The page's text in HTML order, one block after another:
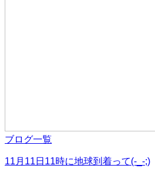
ブログ一覧
11月11日11時に地球到着って(-_-;)